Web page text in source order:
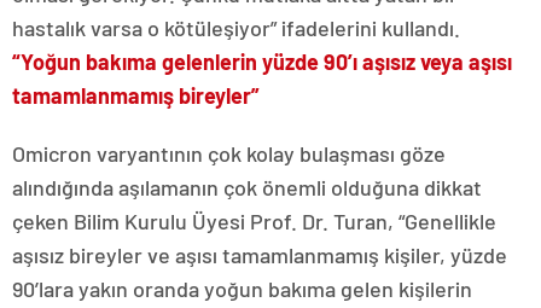
hastalık varsa o kötüleşiyor” ifadelerini kullandı.
“Yoğun bakıma gelenlerin yüzde 90’ı aşısız veya aşısı
tamamlanmamış bireyler”
Omicron varyantının çok kolay bulaşması göze
alındığında aşılamanın çok önemli olduğuna dikkat
çeken Bilim Kurulu Üyesi Prof. Dr. Turan, “Genellikle
aşısız bireyler ve aşısı tamamlanmamış kişiler, yüzde
90’lara yakın oranda yoğun bakıma gelen kişilerin